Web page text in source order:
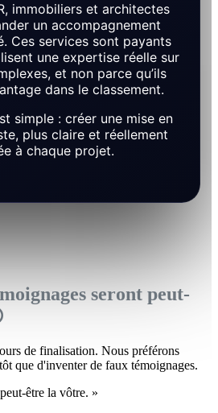
immobiliers et architectes
un accompagnement
Ces services sont payants
une expertise réelle sur
et non parce qu’ils
dans le classement.
simple : créer une mise en
plus claire et réellement
à chaque projet.
seront peut-
de finalisation. Nous préférons
que d'inventer de faux témoignages.
être la vôtre. »